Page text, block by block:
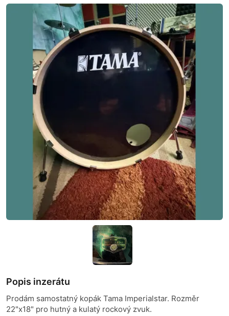
Fotografie
Popis inzerátu
Prodám samostatný kopák Tama Imperialstar. Rozměr
22"x18" pro hutný a kulatý rockový zvuk.